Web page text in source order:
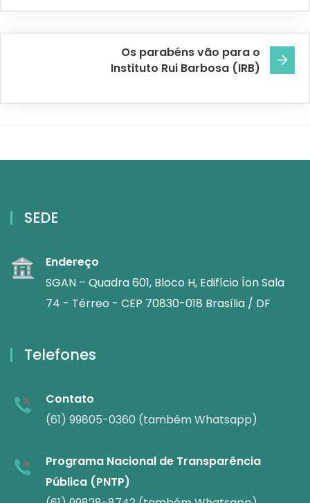
Os parabéns vão para o
Instituto Rui Barbosa (IRB)
SEDE
Endereço
SGAN – Quadra 601, Bloco H, Edifício Íon Sala
74 - Térreo - CEP 70830-018 Brasília / DF
Telefones
Contato
(61) 99805-0360 (também Whatsapp)
Programa Nacional de Transparência
Pública (PNTP)